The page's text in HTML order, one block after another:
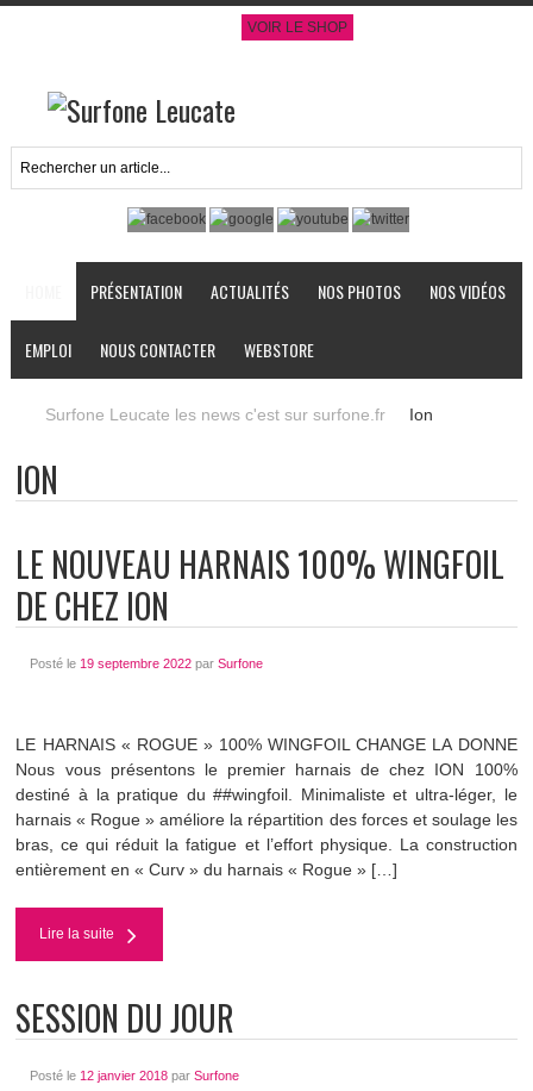
VOIR LE SHOP
PRÉSENTATION ACTUALITÉS NOS PHOTOS NOS VIDÉOS
EMPLOI NOUS CONTACTER WEBSTORE
Surfone Leucate les news c'est sur surfone.fr Ion
ION
LE NOUVEAU HARNAIS 100% WINGFOIL
DE CHEZ ION
Posté le 19 septembre 2022par Surfone
LE HARNAIS « ROGUE » 100% WINGFOIL CHANGE LA DONNE
Nous vous présentons le premier harnais de chez ION 100%
destiné à la pratique du ##wingfoil. Minimaliste et ultra-léger, le
harnais « Rogue » améliore la répartition des forces et soulage les
bras, ce qui réduit la fatigue et l’effort physique. La construction
entièrement en « Curv » du harnais « Rogue » […]
Lire la suite
SESSION DU JOUR
Posté le 12 janvier 2018par Surfone